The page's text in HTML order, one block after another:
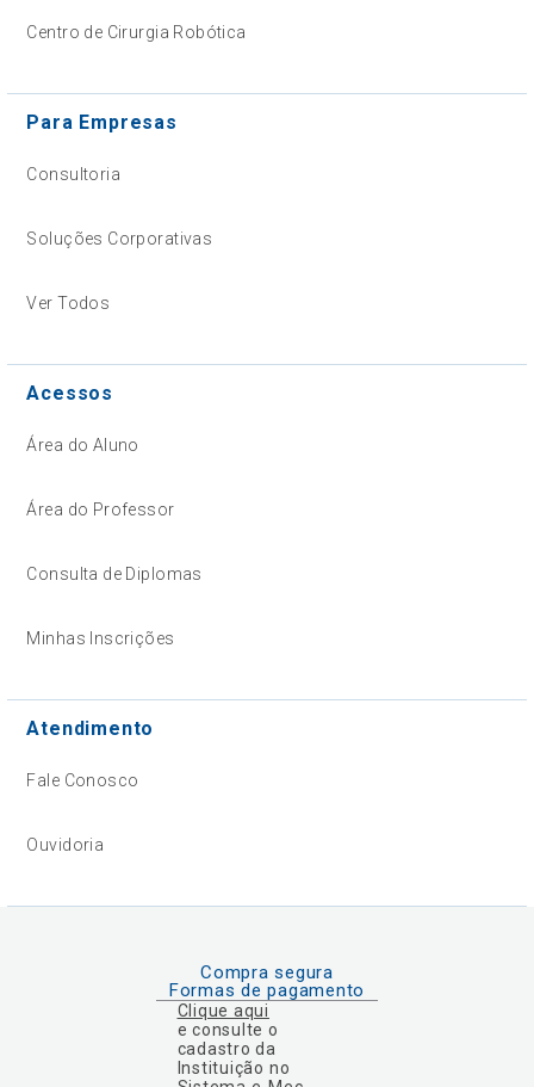
Centro de Cirurgia Robótica
Para Empresas
Consultoria
Soluções Corporativas
Ver Todos
Acessos
Área do Aluno
Área do Professor
Consulta de Diplomas
Minhas Inscrições
Atendimento
Fale Conosco
Ouvidoria
Compra segura
Formas de pagamento
Clique aqui
e consulte o
cadastro da
Instituição no